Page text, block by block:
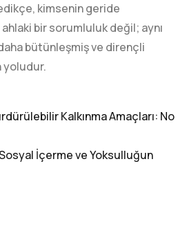
kimsenin geride
ahlaki bir sorumluluk değil; aynı
bütünleşmiş ve dirençli
yoludur.
Kalkınma Amaçları: No
İçerme ve Yoksulluğun